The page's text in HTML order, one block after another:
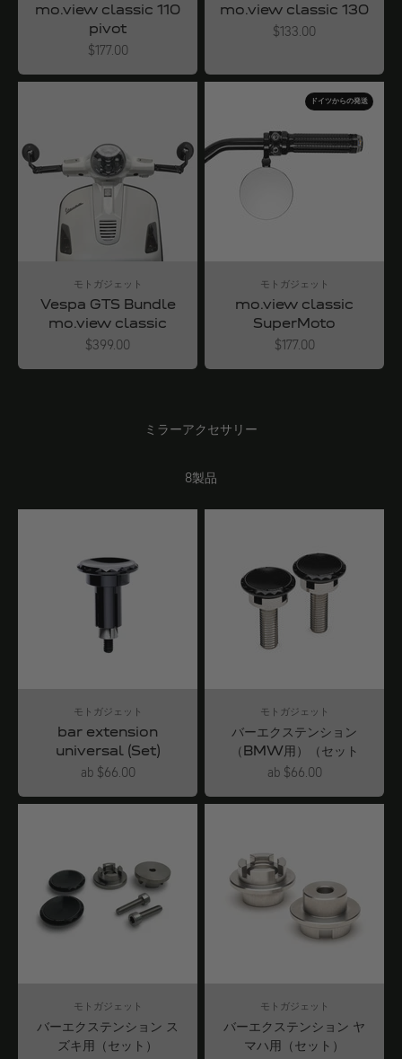
mo.view classic 110
pivot
Angebot
$177.00
mo.view classic 130
Angebot
$133.00
モトガジェット
Vespa GTS Bundle
mo.view classic
Angebot
$399.00
ドイツからの発送
モトガジェット
mo.view classic
SuperMoto
Angebot
$177.00
ミラーアクセサリー
8製品
モトガジェット
bar extension
universal (Set)
Angebot
ab $66.00
モトガジェット
バーエクステンション
（BMW用）（セット
Angebot
ab $66.00
モトガジェット
バーエクステンション ス
ズキ用（セット）
モトガジェット
バーエクステンション ヤ
マハ用（セット）